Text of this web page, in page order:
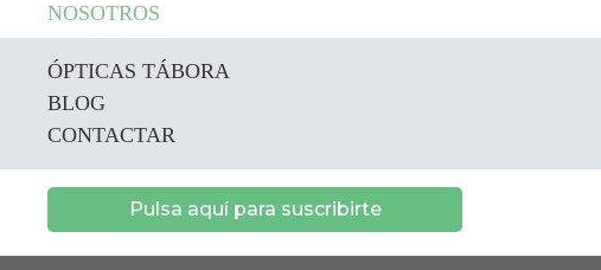
NOSOTROS
ÓPTICAS TÁBORA
BLOG
CONTACTAR
Pulsa aquí para suscribirte